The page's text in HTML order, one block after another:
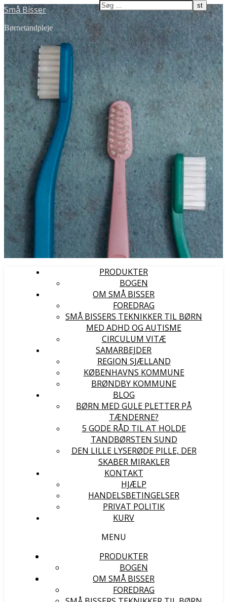
Små Bisser
Børnetandpleje
PRODUKTER
BOGEN
OM SMÅ BISSER
FOREDRAG
SMÅ BISSERS TEKNIKKER TIL BØRN
MED ADHD OG AUTISME
CIRCULUM VITÆ
SAMARBEJDER
REGION SJÆLLAND
KØBENHAVNS KOMMUNE
BRØNDBY KOMMUNE
BLOG
BØRN MED GULE PLETTER PÅ
TÆNDERNE?
5 GODE RÅD TIL AT HOLDE
TANDBØRSTEN SUND
DEN LILLE LYSERØDE PILLE, DER
SKABER MIRAKLER
KONTAKT
HJÆLP
HANDELSBETINGELSER
PRIVAT POLITIK
KURV
MENU
PRODUKTER
BOGEN
OM SMÅ BISSER
FOREDRAG